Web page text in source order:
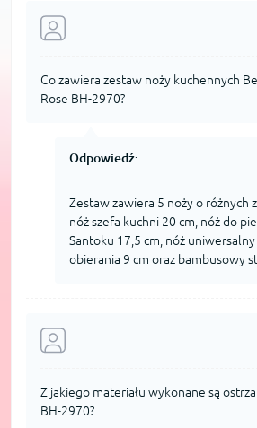
Co zawiera zestaw noży kuchennych
Rose BH-2970?
Odpowiedź:
Zestaw zawiera 5 noży o różnych
nóż szefa kuchni 20 cm, nóż do
Santoku 17,5 cm, nóż
obierania 9 cm oraz bambusowy
Z jakiego materiału wykonane są
BH-2970?